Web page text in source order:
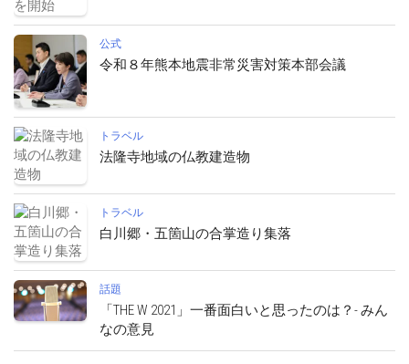
公式
令和８年熊本地震非常災害対策本部会議
トラベル
法隆寺地域の仏教建造物
トラベル
白川郷・五箇山の合掌造り集落
話題
「THE W 2021」一番面白いと思ったのは？- みん
なの意見